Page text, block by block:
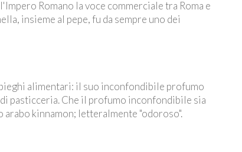
Romano la voce commerciale tra Roma e
insieme al pepe, fu da sempre uno dei
alimentari: il suo inconfondibile profumo
pasticceria. Che il profumo inconfondibile sia
kinnamon; letteralmente "odoroso".